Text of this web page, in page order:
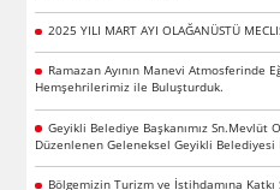
2025 YILI MART AYI OLAĞANÜSTÜ
Ramazan Ayının Manevi Atmosferinde
Hemşehrilerimiz ile Buluşturduk.
Geyikli Belediye Başkanımız Sn.Mevlüt
Düzenlenen Geleneksel Geyikli Belediyesi
Bölgemizin Turizm ve İstihdamına